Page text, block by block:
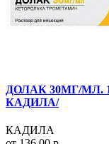
ДОЛАК 30МГ/МЛ.
КАДИЛА/
КАДИЛА